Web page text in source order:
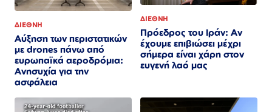
ΔΙΕΘΝΗ
Αύξηση των περιστατικών
με drones πάνω από
ευρωπαϊκά αεροδρόμια:
Ανησυχία για την
ασφάλεια
ΔΙΕΘΝΗ
Πρόεδρος του Ιράν: Αν
έχουμε επιβιώσει μέχρι
σήμερα είναι χάρη στον
ευγενή λαό μας